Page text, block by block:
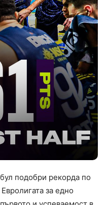
подобри рекорда по
за едно